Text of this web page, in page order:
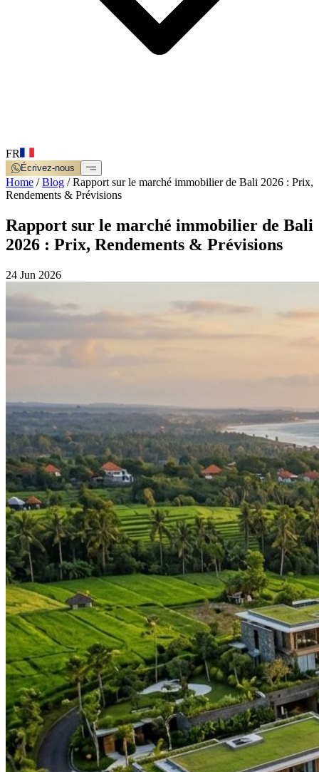
FR
Écrivez-nous
Home /Blog /Rapport sur le marché immobilier de Bali 2026 : Prix,
Rendements & Prévisions
Rapport sur le marché immobilier de Bali
2026 : Prix, Rendements & Prévisions
24 Jun 2026